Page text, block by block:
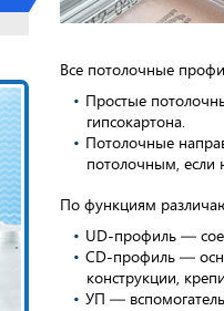
Все потолочные
Простые
гипсокартона.
Потолочные
потолочным, если
По функциям
UD-профиль —
CD-профиль —
конструкции,
УП —